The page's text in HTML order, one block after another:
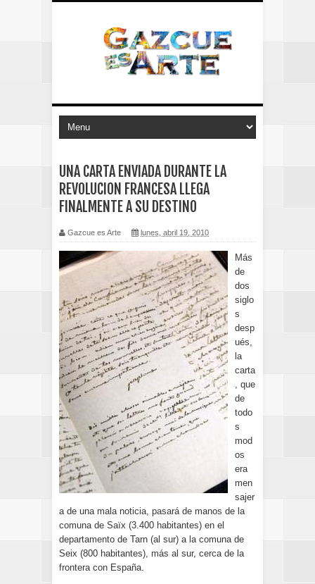
UNA CARTA ENVIADA DURANTE LA
REVOLUCION FRANCESA LLEGA
FINALMENTE A SU DESTINO
Gazcue es Arte lunes, abril 19, 2010
Más
de
dos
siglo
s
desp
ués,
la
carta
, que
de
todo
s
mod
os
era
men
sajer
a de una mala noticia, pasará de manos de la
comuna de Saïx (3.400 habitantes) en el
departamento de Tarn (al sur) a la comuna de
Seix (800 habitantes), más al sur, cerca de la
frontera con España.